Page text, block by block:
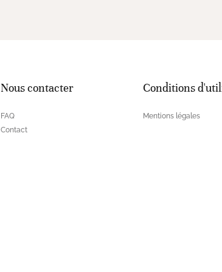
Nous contacter
FAQ
Contact
Conditions
Mentions légales